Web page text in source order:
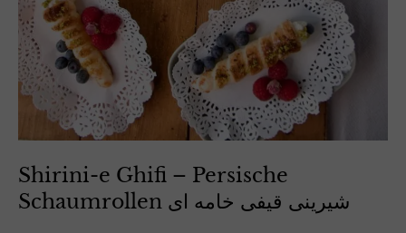
Shirini-e Ghifi – Persische
Schaumrollen شیرینی قیفی خامه ای